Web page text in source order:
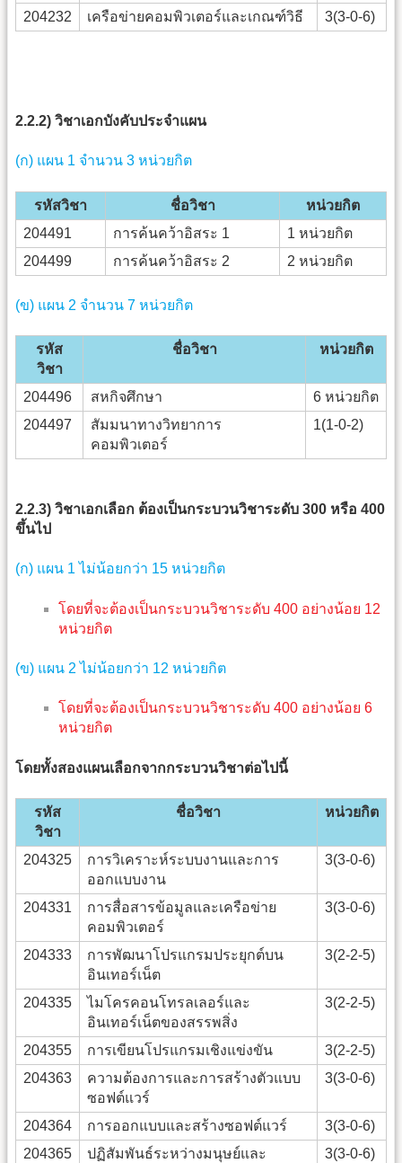
204232 เครือข่ายคอมพิวเตอร์และเกณฑ์วิธี 3(3-0-6)
2.2.2) วิชาเอกบังคับประจำแผน
(ก) แผน 1 จำนวน 3 หน่วยกิต
รหัสวิชา ชื่อวิชา
หน่วยกิต
204491
การค้นคว้าอิสระ 1
1 หน่วยกิต
204499
การค้นคว้าอิสระ 2 2 หน่วยกิต
(ข) แผน 2 จำนวน 7 หน่วยกิต
รหัส
วิชา
ชื่อวิชา หน่วยกิต
204496 สหกิจศึกษา
6 หน่วยกิต
204497
สัมมนาทางวิทยาการ
คอมพิวเตอร์
1(1-0-2)
2.2.3) วิชาเอกเลือก ต้องเป็นกระบวนวิชาระดับ 300 หรือ 400
ขึ้นไป
(ก) แผน 1 ไม่น้อยกว่า 15 หน่วยกิต
โดยที่จะต้องเป็นกระบวนวิชาระดับ 400 อย่างน้อย 12
หน่วยกิต
(ข) แผน 2 ไม่น้อยกว่า 12 หน่วยกิต
โดยที่จะต้องเป็นกระบวนวิชาระดับ 400 อย่างน้อย 6
หน่วยกิต
โดยทั้งสองแผนเลือกจากกระบวนวิชาต่อไปนี้
รหัส
วิชา
ชื่อวิชา หน่วยกิต
204325
การวิเคราะห์ระบบงานและการ
ออกแบบงาน
3(3-0-6)
204331
การสื่อสารข้อมูลและเครือข่าย
คอมพิวเตอร์
3(3-0-6)
204333
การพัฒนาโปรแกรมประยุกต์บน
อินเทอร์เน็ต
3(2-2-5)
204335
ไมโครคอนโทรลเลอร์และ
อินเทอร์เน็ตของสรรพสิ่ง
3(2-2-5)
204355 การเขียนโปรแกรมเชิงแข่งขัน
3(2-2-5)
204363
ความต้องการและการสร้างตัวแบบ
ซอฟต์แวร์
3(3-0-6)
204364 การออกแบบและสร้างซอฟต์แวร์
3(3-0-6)
204365
ปฏิสัมพันธ์ระหว่างมนุษย์และ
3(3-0-6)